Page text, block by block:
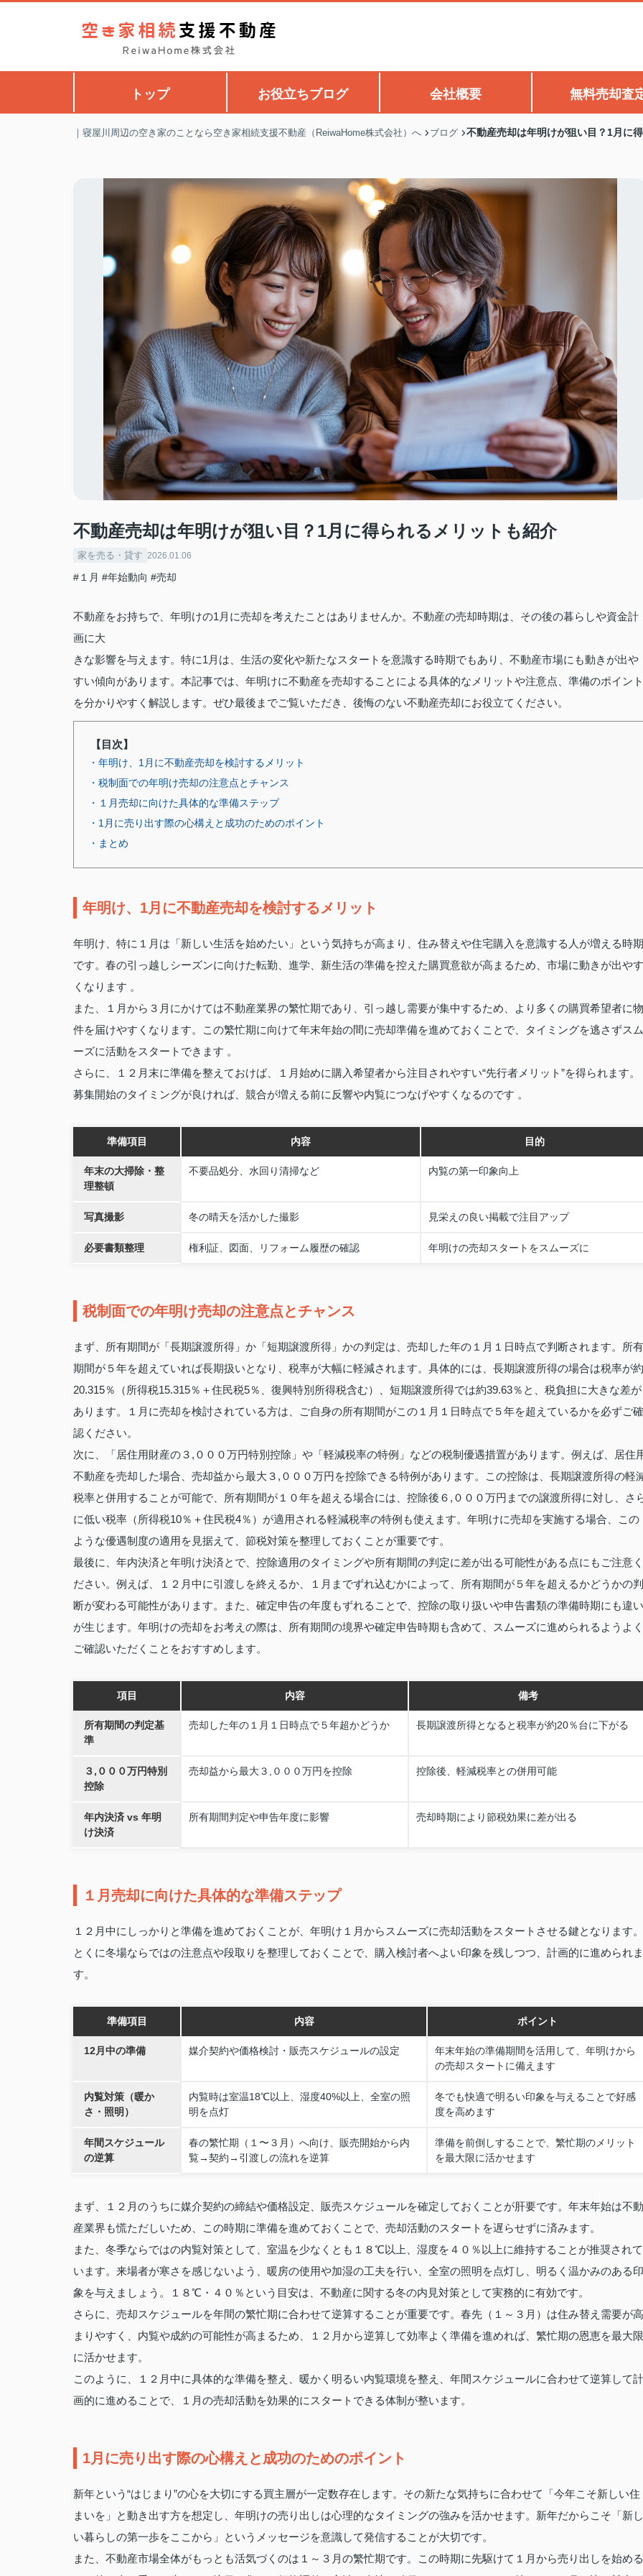
トップ お役立ちブログ 会社概要 無料売却査
｜寝屋川周辺の空き家のことなら空き家相続支援不動産（ReiwaHome株式会社）へ ブログ 不動産売却は年明けが狙い目？1月に
不動産売却は年明けが狙い目？1月に得られるメリットも紹介
家を売る・貸す 2026.01.06
#１月 #年始動向 #売却
不動産をお持ちで、年明けの1月に売却を考えたことはありませんか。不動産の売却時期は、その後の暮らしや資金計
画に大
きな影響を与えます。特に1月は、生活の変化や新たなスタートを意識する時期でもあり、不動産市場にも動きが出や
すい傾向があります。本記事では、年明けに不動産を売却することによる具体的なメリットや注意点、準備のポイント
を分かりやすく解説します。ぜひ最後までご覧いただき、後悔のない不動産売却にお役立てください。
【目次】
・年明け、1月に不動産売却を検討するメリット
・税制面での年明け売却の注意点とチャンス
・１月売却に向けた具体的な準備ステップ
・1月に売り出す際の心構えと成功のためのポイント
・まとめ
年明け、1月に不動産売却を検討するメリット
年明け、特に１月は「新しい生活を始めたい」という気持ちが高まり、住み替えや住宅購入を意識する人が増える時期
です。春の引っ越しシーズンに向けた転勤、進学、新生活の準備を控えた購買意欲が高まるため、市場に動きが出やす
くなります 。
また、１月から３月にかけては不動産業界の繁忙期であり、引っ越し需要が集中するため、より多くの購買希望者に物
件を届けやすくなります。この繁忙期に向けて年末年始の間に売却準備を進めておくことで、タイミングを逃さずスム
ーズに活動をスタートできます 。
さらに、１２月末に準備を整えておけば、１月始めに購入希望者から注目されやすい“先行者メリット”を得られます。
募集開始のタイミングが良ければ、競合が増える前に反響や内覧につなげやすくなるのです 。
準備項目 内容 目的
年末の大掃除・整
理整頓
不要品処分、水回り清掃など 内覧の第一印象向上
写真撮影 冬の晴天を活かした撮影 見栄えの良い掲載で注目アップ
必要書類整理 権利証、図面、リフォーム履歴の確認 年明けの売却スタートをスムーズに
税制面での年明け売却の注意点とチャンス
まず、所有期間が「長期譲渡所得」か「短期譲渡所得」かの判定は、売却した年の１月１日時点で判断されます。所有
期間が５年を超えていれば長期扱いとなり、税率が大幅に軽減されます。具体的には、長期譲渡所得の場合は税率が約
20.315％（所得税15.315％＋住民税5％、復興特別所得税含む）、短期譲渡所得では約39.63％と、税負担に大きな差が
あります。１月に売却を検討されている方は、ご自身の所有期間がこの１月１日時点で５年を超えているかを必ずご確
認ください。
次に、「居住用財産の３,０００万円特別控除」や「軽減税率の特例」などの税制優遇措置があります。例えば、居住
不動産を売却した場合、売却益から最大３,０００万円を控除できる特例があります。この控除は、長期譲渡所得の軽
税率と併用することが可能で、所有期間が１０年を超える場合には、控除後６,０００万円までの譲渡所得に対し、さ
に低い税率（所得税10％＋住民税4％）が適用される軽減税率の特例も使えます。年明けに売却を実施する場合、この
ような優遇制度の適用を見据えて、節税対策を整理しておくことが重要です。
最後に、年内決済と年明け決済とで、控除適用のタイミングや所有期間の判定に差が出る可能性がある点にもご注意く
ださい。例えば、１２月中に引渡しを終えるか、１月までずれ込むかによって、所有期間が５年を超えるかどうかの判
断が変わる可能性があります。また、確定申告の年度もずれることで、控除の取り扱いや申告書類の準備時期にも違い
が生じます。年明けの売却をお考えの際は、所有期間の境界や確定申告時期も含めて、スムーズに進められるようよく
ご確認いただくことをおすすめします。
項目 内容 備考
所有期間の判定基
準
売却した年の１月１日時点で５年超かどうか 長期譲渡所得となると税率が約20％台に下がる
３,０００万円特別
控除
売却益から最大３,０００万円を控除 控除後、軽減税率との併用可能
年内決済 vs 年明
け決済
所有期間判定や申告年度に影響 売却時期により節税効果に差が出る
１月売却に向けた具体的な準備ステップ
１２月中にしっかりと準備を進めておくことが、年明け１月からスムーズに売却活動をスタートさせる鍵となります。
とくに冬場ならではの注意点や段取りを整理しておくことで、購入検討者へよい印象を残しつつ、計画的に進められま
す。
準備項目 内容 ポイント
12月中の準備 媒介契約や価格検討・販売スケジュールの設定
年末年始の準備期間を活用して、年明けから
の売却スタートに備えます
内覧対策（暖か
さ・照明）
内覧時は室温18℃以上、湿度40%以上、全室の照
明を点灯
冬でも快適で明るい印象を与えることで好感
度を高めます
年間スケジュール
の逆算
春の繁忙期（１〜３月）へ向け、販売開始から内
覧→契約→引渡しの流れを逆算
準備を前倒しすることで、繁忙期のメリット
を最大限に活かせます
まず、１２月のうちに媒介契約の締結や価格設定、販売スケジュールを確定しておくことが肝要です。年末年始は不動
産業界も慌ただしいため、この時期に準備を進めておくことで、売却活動のスタートを遅らせずに済みます。
また、冬季ならではの内覧対策として、室温を少なくとも１８℃以上、湿度を４０％以上に維持することが推奨されて
います。来場者が寒さを感じないよう、暖房の使用や加湿の工夫を行い、全室の照明を点灯し、明るく温かみのある印
象を与えましょう。１８℃・４０％という目安は、不動産に関する冬の内見対策として実務的に有効です。
さらに、売却スケジュールを年間の繁忙期に合わせて逆算することが重要です。春先（１～３月）は住み替え需要が高
まりやすく、内覧や成約の可能性が高まるため、１２月から逆算して効率よく準備を進めれば、繁忙期の恩恵を最大限
に活かせます。
このように、１２月中に具体的な準備を整え、暖かく明るい内覧環境を整え、年間スケジュールに合わせて逆算して計
画的に進めることで、１月の売却活動を効果的にスタートできる体制が整います。
1月に売り出す際の心構えと成功のためのポイント
新年という“はじまり”の心を大切にする買主層が一定数存在します。その新たな気持ちに合わせて「今年こそ新しい住
まいを」と動き出す方を想定し、年明けの売り出しは心理的なタイミングの強みを活かせます。新年だからこそ「新し
い暮らしの第一歩をここから」というメッセージを意識して発信することが大切です。
また、不動産市場全体がもっとも活気づくのは１～３月の繁忙期です。この時期に先駆けて１月から売り出しを始める